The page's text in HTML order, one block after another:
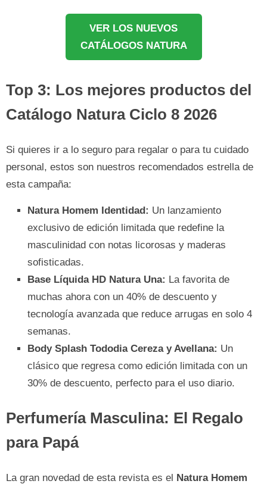
VER LOS NUEVOS
CATÁLOGOS NATURA
Top 3: Los mejores productos del
Catálogo Natura Ciclo 8 2026
Si quieres ir a lo seguro para regalar o para tu cuidado
personal, estos son nuestros recomendados estrella de
esta campaña:
Natura Homem Identidad: Un lanzamiento
exclusivo de edición limitada que redefine la
masculinidad con notas licorosas y maderas
sofisticadas.
Base Líquida HD Natura Una: La favorita de
muchas ahora con un 40% de descuento y
tecnología avanzada que reduce arrugas en solo 4
semanas.
Body Splash Tododia Cereza y Avellana: Un
clásico que regresa como edición limitada con un
30% de descuento, perfecto para el uso diario.
Perfumería Masculina: El Regalo
para Papá
La gran novedad de esta revista es el Natura Homem